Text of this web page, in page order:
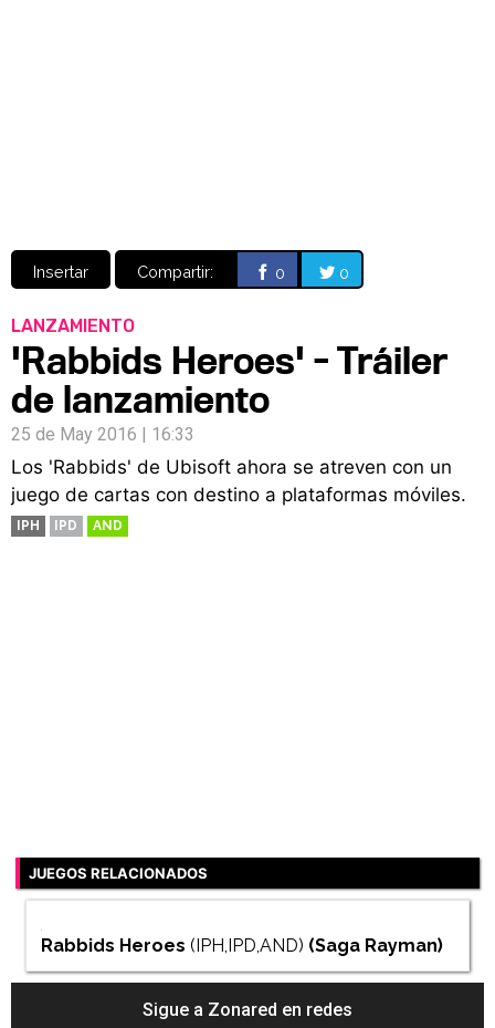
Insertar Compartir: 0 0
LANZAMIENTO
'Rabbids Heroes' - Tráiler
de lanzamiento
25 de May 2016 | 16:33
Los 'Rabbids' de Ubisoft ahora se atreven con un
juego de cartas con destino a plataformas móviles.
IPH IPD AND
JUEGOS RELACIONADOS
Rabbids Heroes (IPH,IPD,AND) (Saga Rayman)
Sigue a Zonared en redes